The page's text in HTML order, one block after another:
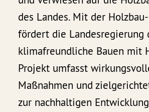
des Landes. Mit der
fördert die Landesregierung
klimafreundliche Bauen mit
Projekt umfasst
Maßnahmen und
zur nachhaltigen